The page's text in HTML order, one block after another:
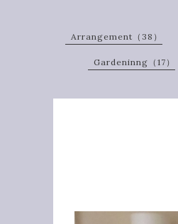
Arrangement（38）
Gardeninng（17）